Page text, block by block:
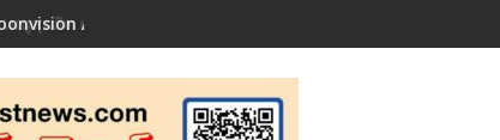
นูสุดฮิต ตลอดเส้นทางการแข่งขัน True AF 2026 :